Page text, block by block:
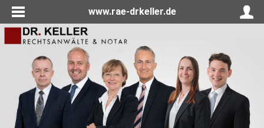
www.rae-drkeller.de